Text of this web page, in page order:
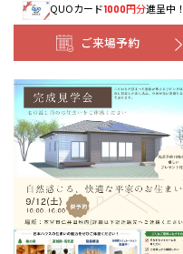
QUOカード1000円分進呈中！
ご来場予約